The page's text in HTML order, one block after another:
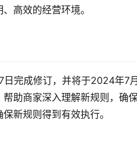
高效的经营环境。
完成修订，并将于2024年7
助商家深入理解新规则，确
新规则得到有效执行。